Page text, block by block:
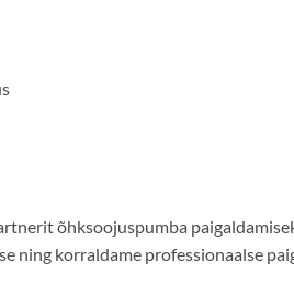
õhksoojuspumba
ning korraldame professionaalse